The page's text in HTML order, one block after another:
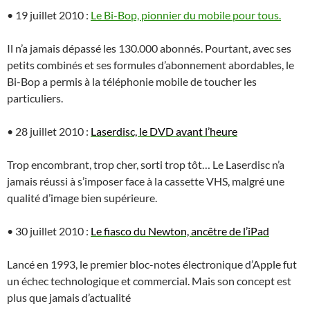
• 19 juillet 2010 : Le Bi-Bop, pionnier du mobile pour tous.
Il n’a jamais dépassé les 130.000 abonnés. Pourtant, avec ses
petits combinés et ses formules d’abonnement abordables, le
Bi-Bop a permis à la téléphonie mobile de toucher les
particuliers.
• 28 juillet 2010 : Laserdisc, le DVD avant l’heure
Trop encombrant, trop cher, sorti trop tôt… Le Laserdisc n’a
jamais réussi à s’imposer face à la cassette VHS, malgré une
qualité d’image bien supérieure.
• 30 juillet 2010 : Le fiasco du Newton, ancêtre de l’iPad
Lancé en 1993, le premier bloc-notes électronique d’Apple fut
un échec technologique et commercial. Mais son concept est
plus que jamais d’actualité